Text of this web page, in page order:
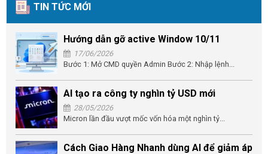
TIN TỨC MỚI
Hướng dẫn gỡ active Window 10/11
17/06/2026
Bước 1: Mở CMD quyền Admin Bước 2: Nhập lệnh...
AI tạo ra công ty nghìn tỷ USD mới
28/05/2026
Micron lần đầu vượt mốc vốn hóa một nghìn tỷ...
Cách Giao Hàng Nhanh dùng AI để giảm áp